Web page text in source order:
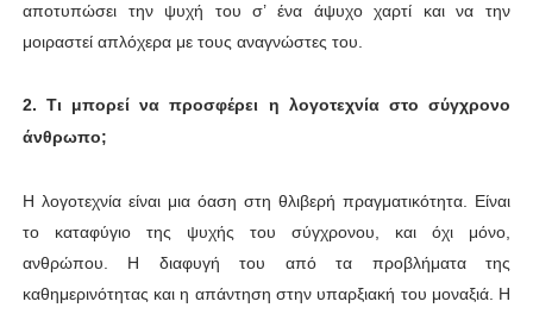
αποτυπώσει την ψυχή του σ’ ένα άψυχο χαρτί και να την
μοιραστεί απλόχερα με τους αναγνώστες του.
2. Τι μπορεί να προσφέρει η λογοτεχνία στο σύγχρονο
άνθρωπο;
Η λογοτεχνία είναι μια όαση στη θλιβερή πραγματικότητα. Είναι
το καταφύγιο της ψυχής του σύγχρονου, και όχι μόνο,
ανθρώπου. Η διαφυγή του από τα προβλήματα της
καθημερινότητας και η απάντηση στην υπαρξιακή του μοναξιά. Η